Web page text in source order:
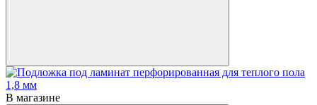
В магазине